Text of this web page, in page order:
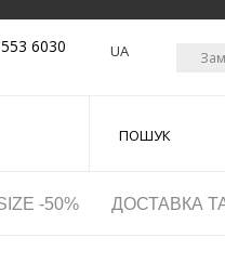
6030 UA
-50% ДОСТАВКА